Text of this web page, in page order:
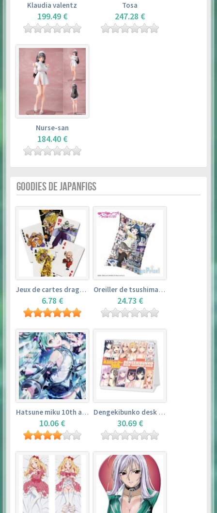
Klaudia valentz
199.49 €
Tosa
247.28 €
Nurse-san
184.40 €
GOODIES DE JAPANFIGS
Jeux de cartes dragon ball
6.78 €
Oreiller de tsushima yoshiko (35cm×53cm) – love live! sunshine!!
24.73 €
Hatsune miku 10th anniversary book
10.06 €
Dengekibunko desk calendar 2018
30.69 €